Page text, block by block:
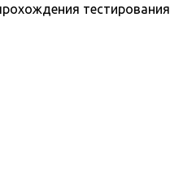
тестирования.